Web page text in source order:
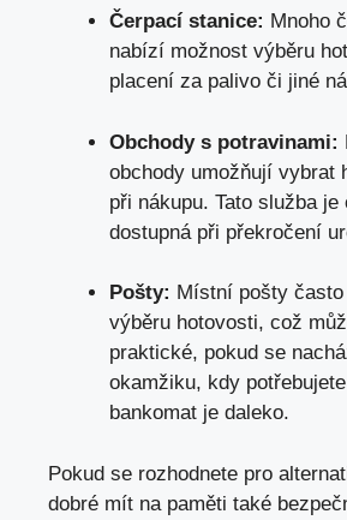
Čerpací stanice: Mnoho​
nabízí možnost⁤ výběru⁤
placení za⁣ palivo či jiné‍
Obchody s potravinami:
obchody​ umožňují ⁤vybrat
při nákupu. Tato služba je
dostupná ‍při překročení
Pošty: Místní‌ pošty
výběru​ hotovosti, což
praktické,⁣ pokud⁣ se
okamžiku, kdy
bankomat‌ je daleko.
Pokud‌ se rozhodnete pro
dobré​ mít na paměti⁣ také